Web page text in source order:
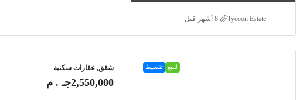
Tycoon Estate
للبيع تقسيط شقق, عقارات سكنية
2,550,000جـ . م